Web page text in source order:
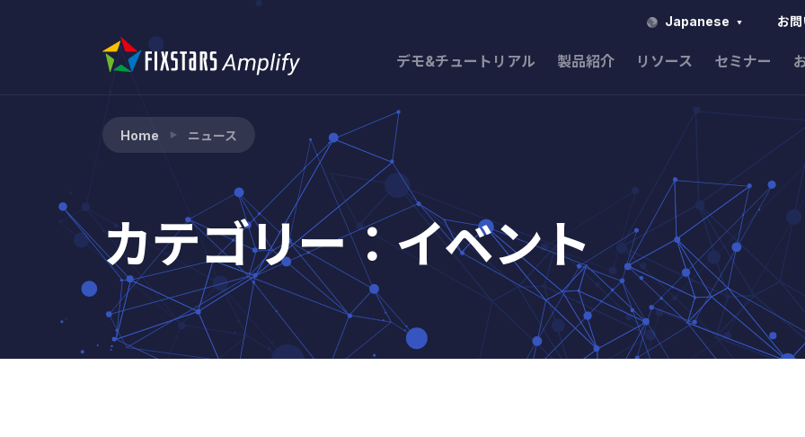
Japanese お
デモ&チュートリアル 製品紹介 リソース セミナー
Home ニュース
カテゴリー：イベント